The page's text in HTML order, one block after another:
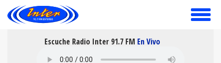
toggle
Escuche Radio Inter 91.7 FM En Vivo